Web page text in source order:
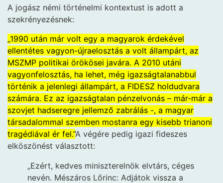
A jogász némi történelmi kontextust is adott a
szekrényezésnek:
„1990 után már volt egy a magyarok érdekével
ellentétes vagyon-újraelosztás a volt állampárt, az
MSZMP politikai örökösei javára. A 2010 utáni
vagyonfelosztás, ha lehet, még igazságtalanabbul
történik a jelenlegi állampárt, a FIDESZ holdudvara
számára. Ez az igazságtalan pénzelvonás – már-már a
szovjet hadseregre jellemző zabrálás -, a magyar
társadalommal szemben mostanra egy kisebb trianoni
tragédiával ér fel.”A végére pedig igazi fideszes
elköszönést választott:
„Ezért, kedves miniszterelnök elvtárs, céges
nevén. Mészáros Lőrinc: Adjátok vissza a